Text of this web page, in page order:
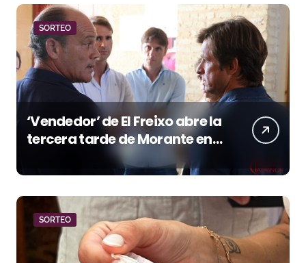
SORTEO
‘Vendedor’ de El Freixo abre la
tercera tarde de Morante en
la temporada portuense
SORTEO